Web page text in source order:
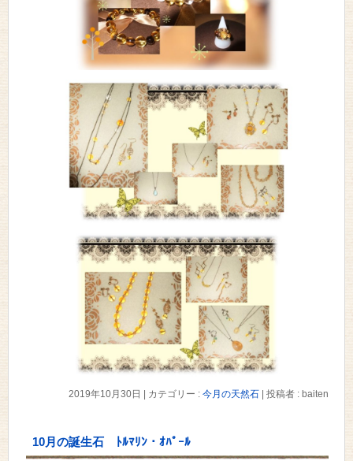
2019年10月30日 カテゴリー : 今月の天然石 投稿者 : baiten
10月の誕生石 ﾄﾙﾏﾘﾝ・ｵﾊﾟｰﾙ